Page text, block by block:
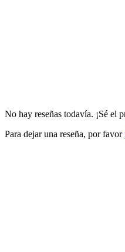
No hay reseñas todavía. ¡Sé el
Para dejar una reseña, por favor